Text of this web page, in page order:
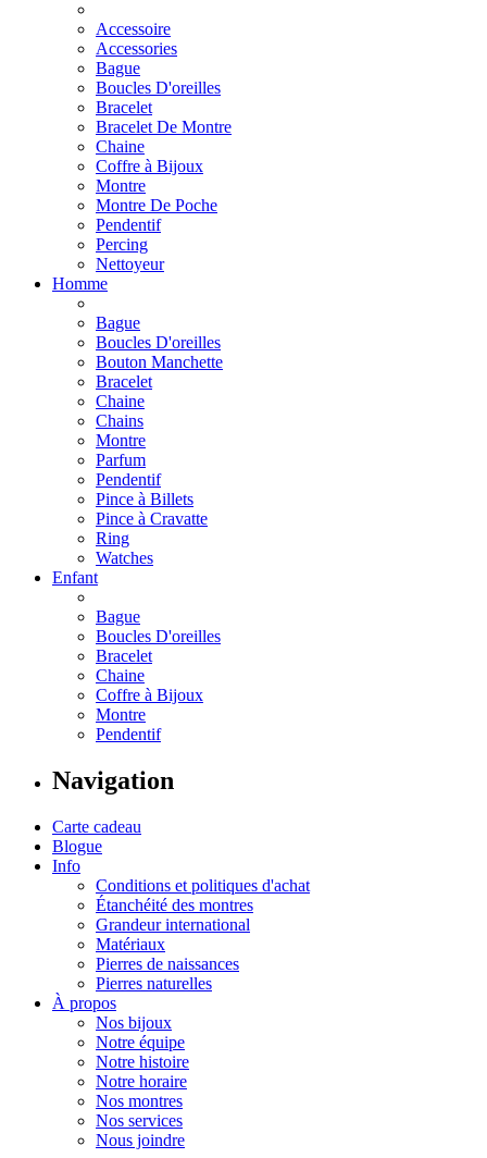
Accessoire
Accessories
Bague
Boucles D'oreilles
Bracelet
Bracelet De Montre
Chaine
Coffre à Bijoux
Montre
Montre De Poche
Pendentif
Percing
Nettoyeur
Homme
Bague
Boucles D'oreilles
Bouton Manchette
Bracelet
Chaine
Chains
Montre
Parfum
Pendentif
Pince à Billets
Pince à Cravatte
Ring
Watches
Enfant
Bague
Boucles D'oreilles
Bracelet
Chaine
Coffre à Bijoux
Montre
Pendentif
Navigation
Carte cadeau
Blogue
Info
Conditions et politiques d'achat
Étanchéité des montres
Grandeur international
Matériaux
Pierres de naissances
Pierres naturelles
À propos
Nos bijoux
Notre équipe
Notre histoire
Notre horaire
Nos montres
Nos services
Nous joindre